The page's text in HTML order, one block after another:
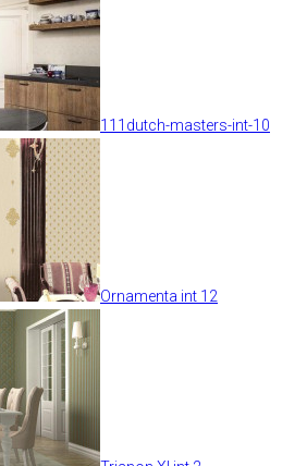
111dutch-masters-int-10
Ornamenta int 12